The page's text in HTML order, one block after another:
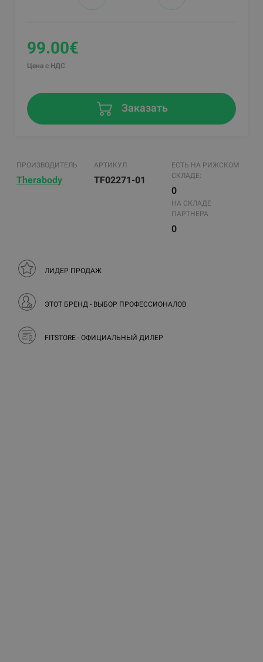
99.00€
Цена с НДС
Заказать
ПРОИЗВОДИТЕЛЬ
Therabody
АРТИКУЛ
TF02271-01
ЕСТЬ НА РИЖСКОМ
СКЛАДЕ:
0
НА СКЛАДЕ
ПАРТНЕРА
0
ЛИДЕР ПРОДАЖ
ЭТОТ БРЕНД - ВЫБОР ПРОФЕССИОНАЛОВ
FITSTORE - ОФИЦИАЛЬНЫЙ ДИЛЕР